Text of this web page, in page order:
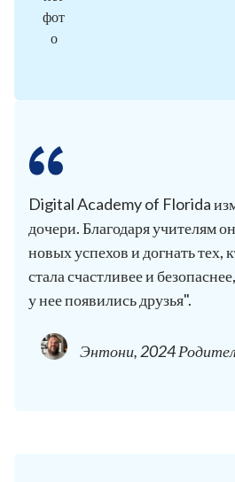
Digital Academy of Florida
дочери. Благодаря учителям
новых успехов и догнать тех,
стала счастливее и
у нее появились друзья".
Энтони, 2024